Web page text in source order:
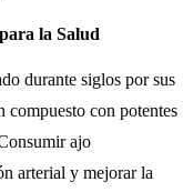
la Salud
durante siglos por sus
compuesto con potentes
ajo
arterial y mejorar la